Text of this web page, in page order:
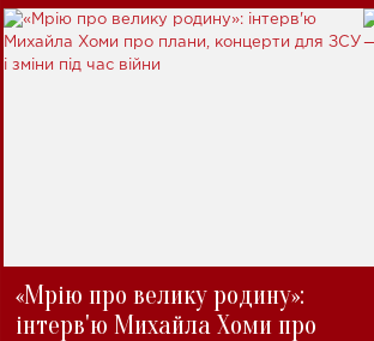
«Мрію про велику родину»:
інтерв'ю Михайла Хоми про